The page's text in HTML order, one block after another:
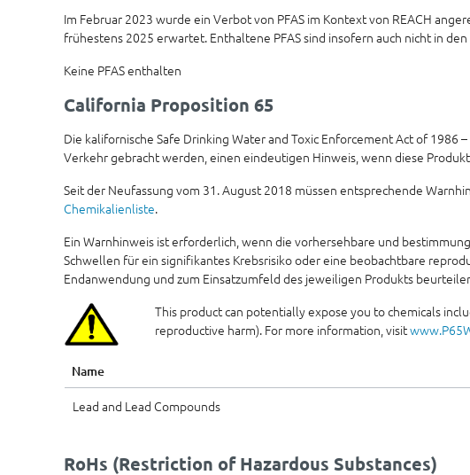
Im Februar 2023 wurde ein Verbot von PFAS im Kontext von REACH
frühestens 2025 erwartet. Enthaltene PFAS sind insofern auch nicht in
Keine PFAS enthalten
California Proposition 65
Die kalifornische Safe Drinking Water and Toxic Enforcement Act of
Verkehr gebracht werden, einen eindeutigen Hinweis, wenn diese
Seit der Neufassung vom 31. August 2018 müssen entsprechende
Chemikalienliste.
Ein Warnhinweis ist erforderlich, wenn die vorhersehbare und
Schwellen für ein signifikantes Krebsrisiko oder eine beobachtbare
Endanwendung und zum Einsatzumfeld des jeweiligen Produkts
This product can potentially expose you to chemicals
reproductive harm). For more information, visit
Name
Lead and Lead Compounds
RoHs (Restriction of Hazardous Substances)